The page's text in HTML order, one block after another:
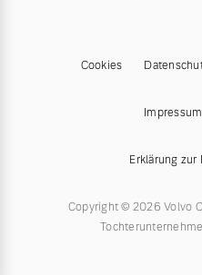
Cookies
Impressum
Erklärung
Copyright © 2026 Volvo